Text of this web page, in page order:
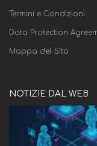
Termini e Condizioni
Data Protection
Mappa del Sito
NOTIZIE DAL WEB